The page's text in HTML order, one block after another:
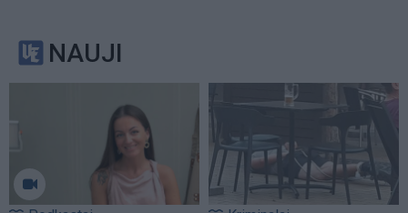
NAUJI